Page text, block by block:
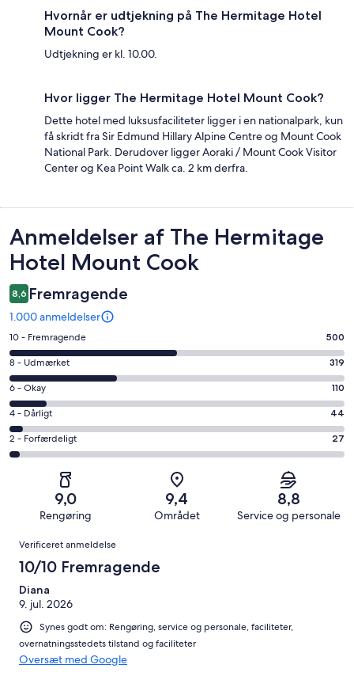
Hvornår er udtjekning på The Hermitage Hotel
Mount Cook?
Udtjekning er kl. 10.00.
Hvor ligger The Hermitage Hotel Mount Cook?
Dette hotel med luksusfaciliteter ligger i en nationalpark, kun
få skridt fra Sir Edmund Hillary Alpine Centre og Mount Cook
National Park. Derudover ligger Aoraki / Mount Cook Visitor
Center og Kea Point Walk ca. 2 km derfra.
Anmeldelser
Anmeldelser af The Hermitage
Hotel Mount Cook
8,6 Fremragende
1.000 anmeldelser
Bedømmelse
på
10
−
Fremragende.
500
af
i
anmeldelser
10 - Fremragende 500
Bedømmelse
på
8
−
Udmærket.
319
af
8 - Udmærket 319
Bedømmelse
på
6
−
Okay.
1000
6 - Okay 110
Bedømmelse
på
4
alt
1000
4 - Dårligt 44
Bedømmelse
på
Forfærdeligt.
af
alt
1000
anmeldelser
2 - Forfærdeligt 27
9,0
Rengøring
9,4
Området
8,8
Service og personale
Anmeldelser
Verificeret anmeldelse
10/10 Fremragende
Diana
9. jul. 2026
Synes godt om: Rengøring, service og personale, faciliteter,
overnatningsstedets tilstand og faciliteter
Oversæt med Google